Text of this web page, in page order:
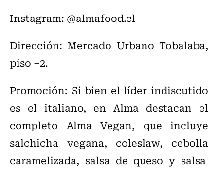
Instagram: @almafood.cl
Dirección: Mercado Urbano Tobalaba,
piso –2.
Promoción: Si bien el líder indiscutido
es el italiano, en Alma destacan el
completo Alma Vegan, que incluye
salchicha vegana, coleslaw, cebolla
caramelizada, salsa de queso y salsa